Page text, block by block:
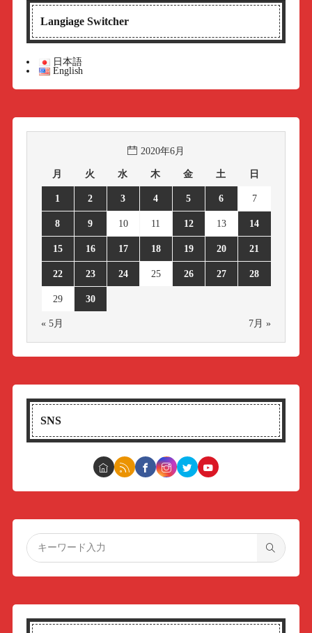
Langiage Switcher
日本語
English
2020年6月
月 火 水 木 金 土 日
1 2 3 4 5 6 7
8 9 10 11 12 13 14
15 16 17 18 19 20 21
22 23 24 25 26 27 28
29 30
« 5月 7月 »
SNS